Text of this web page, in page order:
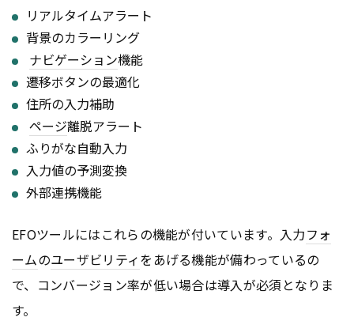
リアルタイムアラート
背景のカラーリング
ナビゲーション機能
遷移ボタンの最適化
住所の入力補助
ページ離脱アラート
ふりがな自動入力
入力値の予測変換
外部連携機能
EFOツールにはこれらの機能が付いています。入力フォ
ームのユーザビリティをあげる機能が備わっているの
で、コンバージョン率が低い場合は導入が必須となりま
す。